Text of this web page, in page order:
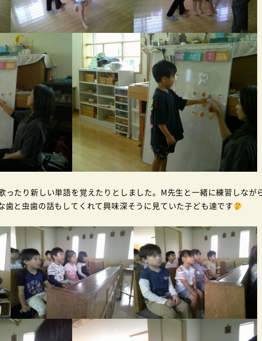
ったり新しい単語を覚えたりとしました。M先生と一緒に練習しなが
歯と虫歯の話もしてくれて興味深そうに見ていた子ども達です